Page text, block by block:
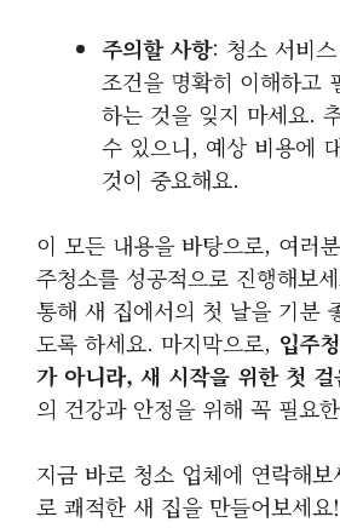
주의할 사항: 청소 서비
조건을 명확히 이해하고
하는 것을 잊지 마세요.
수 있으니, 예상 비용에
것이 중요해요.
이 모든 내용을 바탕으로, 여러
주청소를 성공적으로 진행해보
통해 새 집에서의 첫 날을 기분
도록 하세요. 마지막으로, 입주
가 아니라, 새 시작을 위한 첫 걸
의 건강과 안정을 위해 꼭 필요
지금 바로 청소 업체에 연락해
로 쾌적한 새 집을 만들어보세요!